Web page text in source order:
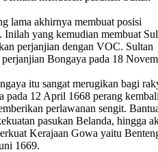
lama akhirnya membuat posisi
Inilah yang kemudian membuat
perjanjian dengan VOC. Sultan
Bongaya pada 18
itu sangat merugikan bagi
pada 12 April 1668 perang
perlawanan sengit.
pasukan Belanda, hingga
Kerajaan Gowa yaitu
1669.